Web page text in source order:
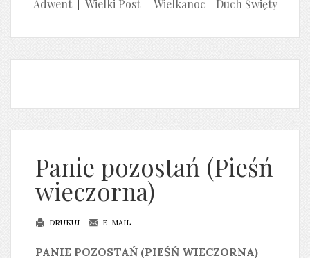
Adwent| Wielki Post| Wielkanoc Duch Święty
Panie pozostań (Pieśń
wieczorna)
DRUKUJ E-MAIL
PANIE POZOSTAŃ (PIEŚŃ WIECZORNA)